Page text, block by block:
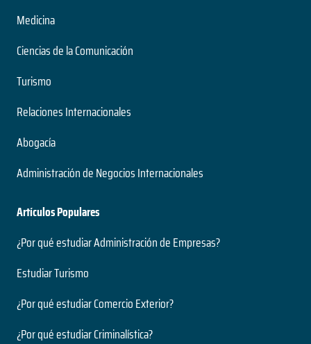
Medicina
Ciencias de la Comunicación
Turismo
Relaciones Internacionales
Abogacía
Administración de Negocios Internacionales
Artículos Populares
¿Por qué estudiar Administración de Empresas?
Estudiar Turismo
¿Por qué estudiar Comercio Exterior?
¿Por qué estudiar Criminalística?